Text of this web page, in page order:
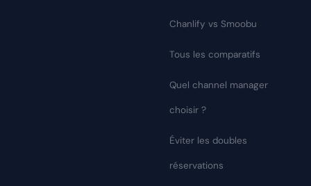
Chanlify vs Smoobu
Tous les comparatifs
Quel channel manager
choisir ?
Éviter les doubles
réservations